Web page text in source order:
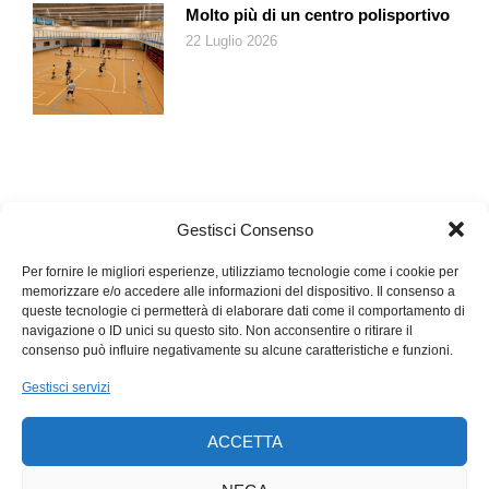
Gestisci Consenso
Per fornire le migliori esperienze, utilizziamo tecnologie come i cookie per
memorizzare e/o accedere alle informazioni del dispositivo. Il consenso a
queste tecnologie ci permetterà di elaborare dati come il comportamento di
navigazione o ID unici su questo sito. Non acconsentire o ritirare il
consenso può influire negativamente su alcune caratteristiche e funzioni.
Gestisci servizi
ACCETTA
sul cartoncino rosso. Ritagliate con il taglierino, piegate e
incollate le cabine. Inserite sul tetto un cappio creato con lo
spago.
Molto più di un centro polisportivo
22 Luglio 2026